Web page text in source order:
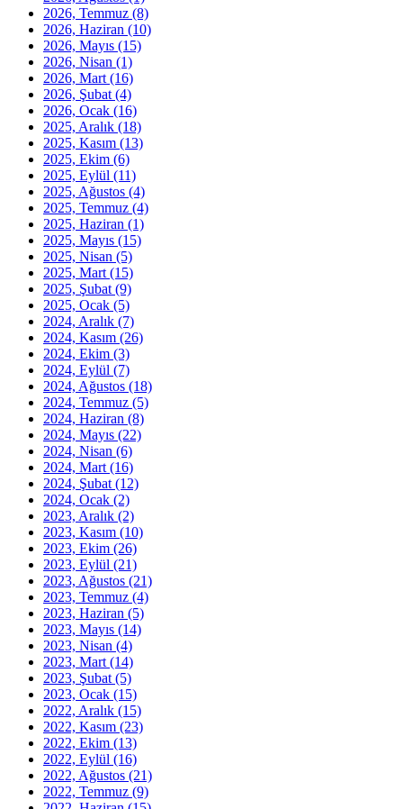
2026, Temmuz (8)
2026, Haziran (10)
2026, Mayıs (15)
2026, Nisan (1)
2026, Mart (16)
2026, Şubat (4)
2026, Ocak (16)
2025, Aralık (18)
2025, Kasım (13)
2025, Ekim (6)
2025, Eylül (11)
2025, Ağustos (4)
2025, Temmuz (4)
2025, Haziran (1)
2025, Mayıs (15)
2025, Nisan (5)
2025, Mart (15)
2025, Şubat (9)
2025, Ocak (5)
2024, Aralık (7)
2024, Kasım (26)
2024, Ekim (3)
2024, Eylül (7)
2024, Ağustos (18)
2024, Temmuz (5)
2024, Haziran (8)
2024, Mayıs (22)
2024, Nisan (6)
2024, Mart (16)
2024, Şubat (12)
2024, Ocak (2)
2023, Aralık (2)
2023, Kasım (10)
2023, Ekim (26)
2023, Eylül (21)
2023, Ağustos (21)
2023, Temmuz (4)
2023, Haziran (5)
2023, Mayıs (14)
2023, Nisan (4)
2023, Mart (14)
2023, Şubat (5)
2023, Ocak (15)
2022, Aralık (15)
2022, Kasım (23)
2022, Ekim (13)
2022, Eylül (16)
2022, Ağustos (21)
2022, Temmuz (9)